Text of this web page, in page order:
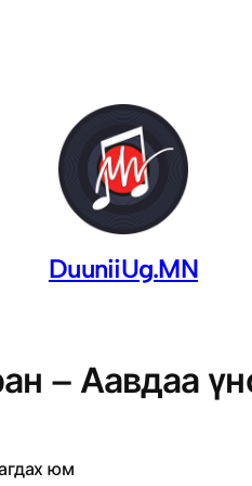
DuuniiUg.MN
– Аавдаа
юм